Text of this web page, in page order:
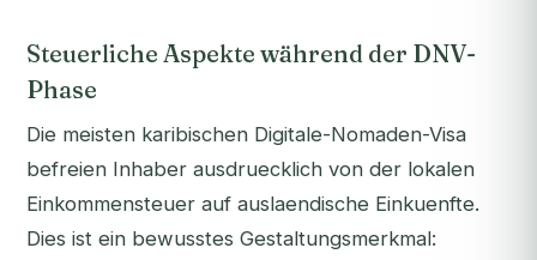
Steuerliche Aspekte während der DNV-
Phase
Die meisten karibischen Digitale-Nomaden-Visa
befreien Inhaber ausdruecklich von der lokalen
Einkommensteuer auf auslaendische Einkuenfte.
Dies ist ein bewusstes Gestaltungsmerkmal: